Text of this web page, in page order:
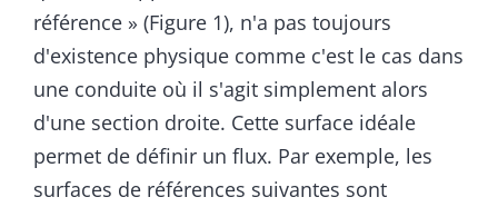
référence » (Figure 1), n'a pas toujours
d'existence physique comme c'est le cas dans
une conduite où il s'agit simplement alors
d'une section droite. Cette surface idéale
permet de définir un flux. Par exemple, les
surfaces de références suivantes sont